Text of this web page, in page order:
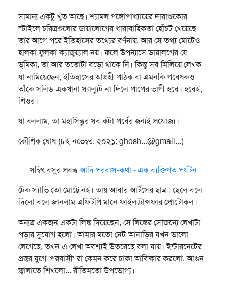
সামান্য একটু খুঁত আছে। শ্যামল গঙ্গোপাধ্যায়ের দারাশুকোর
স্টাইলে চরিত্রগুলোর ডায়ালোগের ধারাবাহিকতা হোঁচট খেয়েছে
তার আগে-পরে ইতিহাসের তথ‍্যের বর্ণনায়, আর সে তথ‍্য মোটেও
হালকা ফুলকা ক‍্যাজুয়‍্যাল নয়। ফলে উপন্যাসে ডায়ালগের যে
ভূমিকা, তা আর ততোটা বড়ো থাকে নি। কিন্তু সব মিলিয়ে লেখক
যা নামিয়েছেন, ইতিহাসের আগ্রহী পাঠক বা এমনকি গবেষকও
তাঁকে সলিড একখানা স্যাল‍্যুট না দিলে পাপের ভাগী হবে। হবেই,
শিওর।
যা বললাম, তা মহাসিন্ধুর সব কটা পর্বের জন্যই প্রযোজ্য।
কৌশিক ঘোষ (৮ই নভেম্বর, ২০২১; ghosh...@gmail...)
সম্বিৎ বসুর প্রবন্ধআদি পরবাস-কথা - এক ব্যক্তিগত পর্যটন
টেক স্যাভি তো মোট্টে নই। তায় আবার আর্টসের ছাত্র। ছেলে বলে
দিলো বলে জানলাম এফ্টিপি মানে ফাইল ট্রান্সফার প্রোটোকল।
অন্যত্র একজন একটা লিঙ্ক দিয়েছেন, সে লিঙ্কের সৌজন্যে লেখাটা
পড়ার সুযোগ হলো। আমার মতো নেট-আনাড়ির যখন ভালো
লেগেছে, তখন এ লেখা অবশ্যই উতরেছে বলা যায়। ইন্টারনেটের
প্রস্তর যুগে 'পরবাসী'-রা কেমন করে চাকা আবিষ্কার করলো, আগুন
জ্বালাতে শিখলো... রীতিমতো উপভোগ্য।